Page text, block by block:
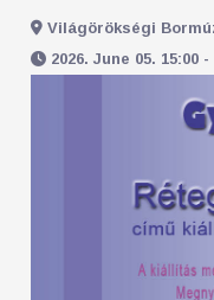
Világörökségi
2026. June 05. 15:00 -